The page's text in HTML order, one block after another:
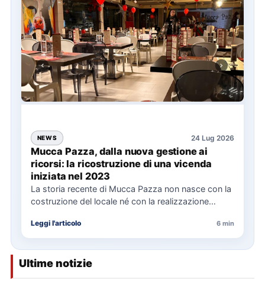
NEWS 24 Lug 2026
Mucca Pazza, dalla nuova gestione ai
ricorsi: la ricostruzione di una vicenda
iniziata nel 2023
La storia recente di Mucca Pazza non nasce con la
costruzione del locale né con la realizzazione
Leggi l'articolo 6 min
Ultime notizie